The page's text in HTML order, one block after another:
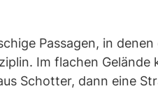
Passagen, in
Im flachen
Schotter, dann eine